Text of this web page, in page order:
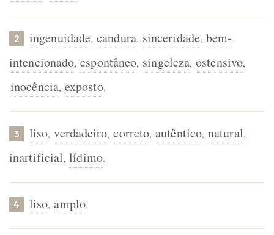
2 ingenuidade, candura, sinceridade, bem-
intencionado, espontâneo, singeleza, ostensivo,
inocência, exposto.
3 liso, verdadeiro, correto, autêntico, natural,
inartificial, lídimo.
4 liso, amplo.